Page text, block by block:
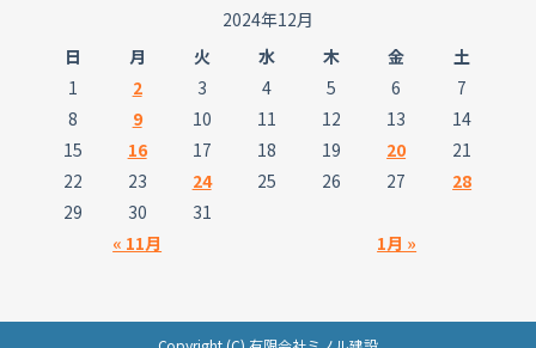
2024年12月
日
月 火 水 木 金 土
« 11月 1月 »
1 2 3 4 5 6
7
8
9 10 11 12 13
14
15
16 17 18 19 20
21
22
23 24 25 26 27
28
29
30 31